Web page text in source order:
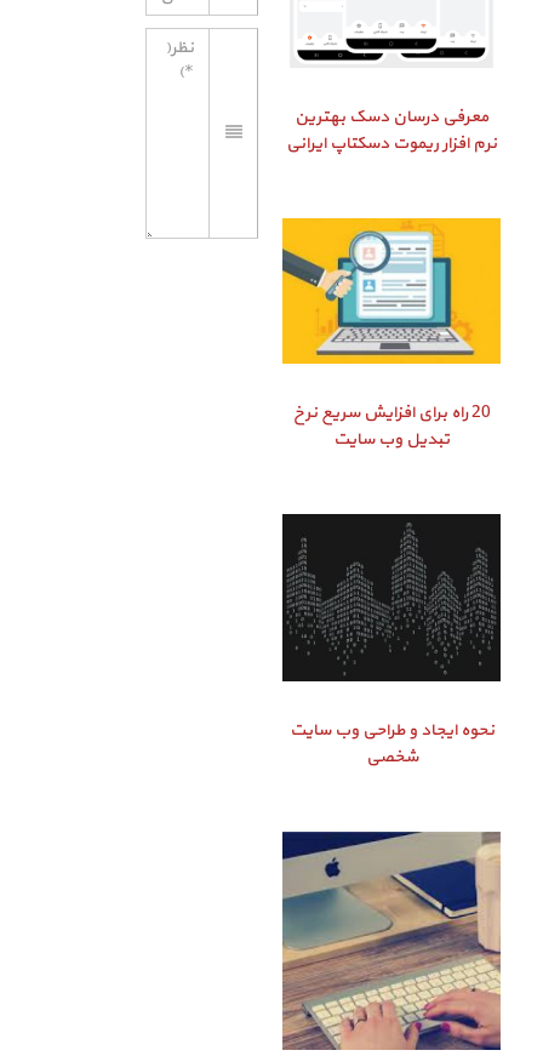
معرفی درسان دسک بهترین
نرم افزار ریموت دسکتاپ ایرانی
20 راه برای افزایش سریع نرخ
تبدیل وب سایت
نحوه ایجاد و طراحی وب سایت
شخصی